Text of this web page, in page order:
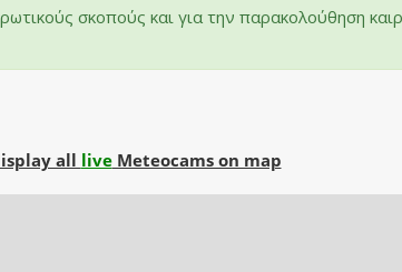
σκοπούς και για την παρακολούθηση